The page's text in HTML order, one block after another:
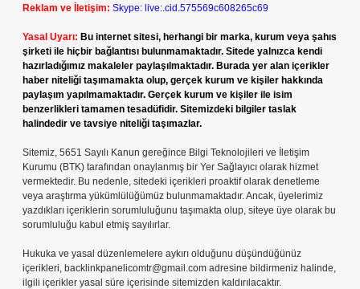
Reklam ve İletişim: Skype: live:.cid.575569c608265c69
Yasal Uyarı: Bu internet sitesi, herhangi bir marka, kurum veya şahıs
şirketi ile hiçbir bağlantısı bulunmamaktadır. Sitede yalnızca kendi
hazırladığımız makaleler paylaşılmaktadır. Burada yer alan içerikler
haber niteliği taşımamakta olup, gerçek kurum ve kişiler hakkında
paylaşım yapılmamaktadır. Gerçek kurum ve kişiler ile isim
benzerlikleri tamamen tesadüfidir. Sitemizdeki bilgiler taslak
halindedir ve tavsiye niteliği taşımazlar.
Sitemiz, 5651 Sayılı Kanun gereğince Bilgi Teknolojileri ve İletişim
Kurumu (BTK) tarafından onaylanmış bir Yer Sağlayıcı olarak hizmet
vermektedir. Bu nedenle, sitedeki içerikleri proaktif olarak denetleme
veya araştırma yükümlülüğümüz bulunmamaktadır. Ancak, üyelerimiz
yazdıkları içeriklerin sorumluluğunu taşımakta olup, siteye üye olarak bu
sorumluluğu kabul etmiş sayılırlar.
Hukuka ve yasal düzenlemelere aykırı olduğunu düşündüğünüz
içerikleri, backlinkpanelicomtr@gmail.com adresine bildirmeniz halinde,
ilgili içerikler yasal süre içerisinde sitemizden kaldırılacaktır.